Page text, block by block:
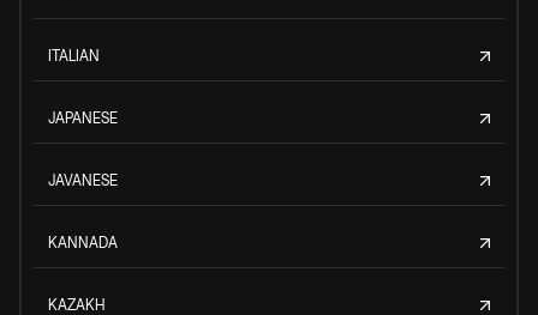
ITALIAN
JAPANESE
JAVANESE
KANNADA
KAZAKH